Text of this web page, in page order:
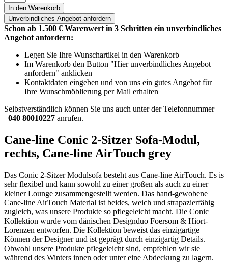
In den Warenkorb
Unverbindliches Angebot anfordern
Schon ab 1.500 € Warenwert in 3 Schritten ein unverbindliches
Angebot anfordern:
Legen Sie Ihre Wunschartikel in den Warenkorb
Im Warenkorb den Button "Hier unverbindliches Angebot
anfordern" anklicken
Kontaktdaten eingeben und von uns ein gutes Angebot für
Ihre Wunschmöblierung per Mail erhalten
Selbstverständlich können Sie uns auch unter der Telefonnummer
040 80010227 anrufen.
Cane-line Conic 2-Sitzer Sofa-Modul,
rechts, Cane-line AirTouch grey
Das Conic 2-Sitzer Modulsofa besteht aus Cane-line AirTouch. Es is
sehr flexibel und kann sowohl zu einer großen als auch zu einer
kleiner Lounge zusammengestellt werden. Das hand-gewobene
Cane-line AirTouch Material ist beides, weich und strapazierfähig
zugleich, was unsere Produkte so pflegeleicht macht. Die Conic
Kollektion wurde vom dänischen Designduo Foersom & Hiort-
Lorenzen entworfen. Die Kollektion beweist das einzigartige
Können der Designer und ist geprägt durch einzigartig Details.
Obwohl unsere Produkte pflegeleicht sind, empfehlen wir sie
während des Winters innen oder unter eine Abdeckung zu lagern.